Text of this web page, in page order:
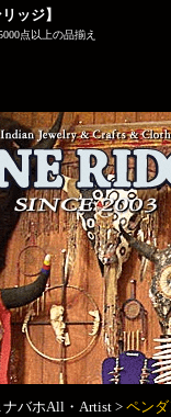
ッジ】
点以上の品揃え
ナバホAll・Artist >ペン